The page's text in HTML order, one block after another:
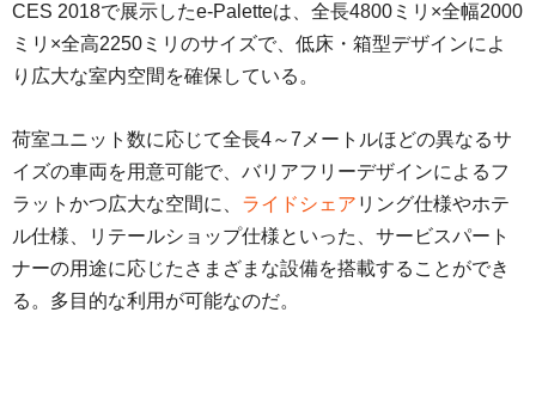
CES 2018で展示したe-Paletteは、全長4800ミリ×全幅2000
ミリ×全高2250ミリのサイズで、低床・箱型デザインによ
り広大な室内空間を確保している。
荷室ユニット数に応じて全長4～7メートルほどの異なるサ
イズの車両を用意可能で、バリアフリーデザインによるフ
ラットかつ広大な空間に、 ライドシェア リング仕様やホテ
ル仕様、リテールショップ仕様といった、サービスパート
ナーの用途に応じたさまざまな設備を搭載することができ
る。多目的な利用が可能なのだ。